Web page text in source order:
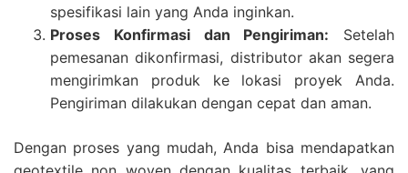
spesifikasi lain yang Anda inginkan.
Proses Konfirmasi dan Pengiriman: Setelah
pemesanan dikonfirmasi, distributor akan segera
mengirimkan produk ke lokasi proyek Anda.
Pengiriman dilakukan dengan cepat dan aman.
Dengan proses yang mudah, Anda bisa mendapatkan